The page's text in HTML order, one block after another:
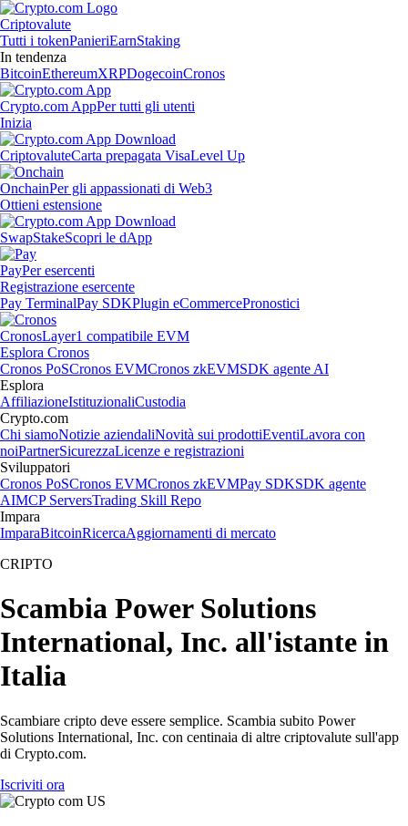
Criptovalute
Tutti i tokenPanieriEarnStaking
In tendenza
BitcoinEthereumXRPDogecoinCronos
Crypto.com AppPer tutti gli utenti
Inizia
CriptovaluteCarta prepagata VisaLevel Up
OnchainPer gli appassionati di Web3
Ottieni estensione
SwapStakeScopri le dApp
PayPer esercenti
Registrazione esercente
Pay TerminalPay SDKPlugin eCommercePronostici
CronosLayer1 compatibile EVM
Esplora Cronos
Cronos PoSCronos EVMCronos zkEVMSDK agente AI
Esplora
AffiliazioneIstituzionaliCustodia
Crypto.com
Chi siamoNotizie aziendaliNovità sui prodottiEventiLavora con
noiPartnerSicurezzaLicenze e registrazioni
Sviluppatori
Cronos PoSCronos EVMCronos zkEVMPay SDKSDK agente
AIMCP ServersTrading Skill Repo
Impara
ImparaBitcoinRicercaAggiornamenti di mercato
CRIPTO
Scambia Power Solutions
International, Inc. all'istante in
Italia
Scambiare cripto deve essere semplice. Scambia subito Power
Solutions International, Inc. con centinaia di altre criptovalute sull'app
di Crypto.com.
Iscriviti ora